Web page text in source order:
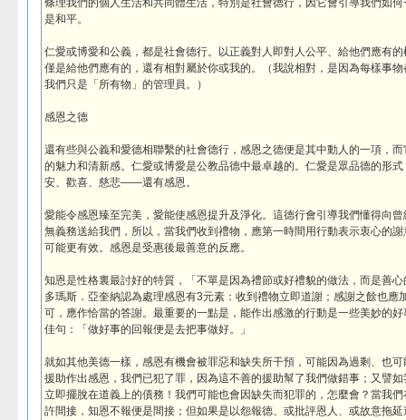
條理我們的個人生活和共同體生活，特別是社會德行，因它會引導我們如
是和平。
仁愛或博愛和公義，都是社會德行。以正義對人即對人公平、給他們應有
僅是給他們應有的，還有相對屬於你或我的。（我說相對，是因為每樣事
我們只是「所有物」的管理員。）
感恩之德
還有些與公義和愛德相聯繫的社會德行，感恩之德便是其中動人的一項，
的魅力和清新感。仁愛或博愛是公教品德中最卓越的。仁愛是眾品德的形
安、歡喜、慈悲——還有感恩。
愛能令感恩臻至完美，愛能使感恩提升及淨化。這德行會引導我們懂得向
無義務送給我們，所以，當我們收到禮物，應第一時間用行動表示衷心的
可能更有效。感恩是受惠後最善意的反應。
知恩是性格裏最討好的特質，「不單是因為禮節或好禮貌的做法，而是善
多瑪斯．亞奎納認為處理感恩有3元素：收到禮物立即道謝；感謝之餘也應
可，應作恰當的答謝。最重要的一點是，能作出感激的行動是一些美妙的
佳句：「做好事的回報便是去把事做好。」
就如其他美德一樣，感恩有機會被罪惡和缺失所干預，可能因為過剩、也
援助作出感恩，我們已犯了罪，因為這不善的援助幫了我們做錯事；又譬
立即擺脫在道義上的債務！我們可能也會因缺失而犯罪的，怎麼會？當我
許間接，知恩不報便是間接；但如果是以怨報德、或批評恩人、或故意拖